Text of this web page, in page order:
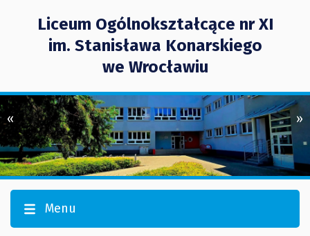
Liceum Ogólnokształcące nr XI
im. Stanisława Konarskiego
we Wrocławiu
« »
Menu